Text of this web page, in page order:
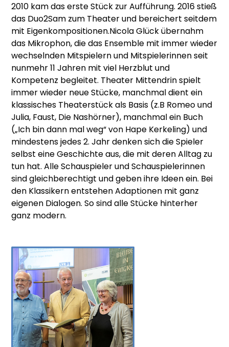
2010 kam das erste Stück zur Aufführung. 2016 stieß
das Duo2Sam zum Theater und bereichert seitdem
mit Eigenkompositionen.Nicola Glück übernahm
das Mikrophon, die das Ensemble mit immer wieder
wechselnden Mitspielern und Mitspielerinnen seit
nunmehr 11 Jahren mit viel Herzblut und
Kompetenz begleitet. Theater Mittendrin spielt
immer wieder neue Stücke, manchmal dient ein
klassisches Theaterstück als Basis (z.B Romeo und
Julia, Faust, Die Nashörner), manchmal ein Buch
(„Ich bin dann mal weg“ von Hape Kerkeling) und
mindestens jedes 2. Jahr denken sich die Spieler
selbst eine Geschichte aus, die mit deren Alltag zu
tun hat. Alle Schauspieler und Schauspielerinnen
sind gleichberechtigt und geben ihre Ideen ein. Bei
den Klassikern entstehen Adaptionen mit ganz
eigenen Dialogen. So sind alle Stücke hinterher
ganz modern.